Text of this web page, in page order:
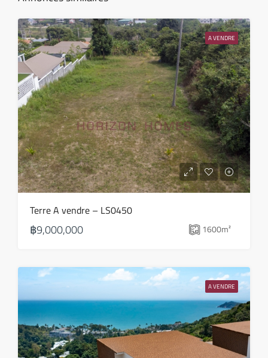
15
Août
dim
16
Août
lun
17
Août
18
mer
19
jeu
20
A VENDRE
Terre A vendre – LS0450
฿9,000,000 1600m²
A VENDRE